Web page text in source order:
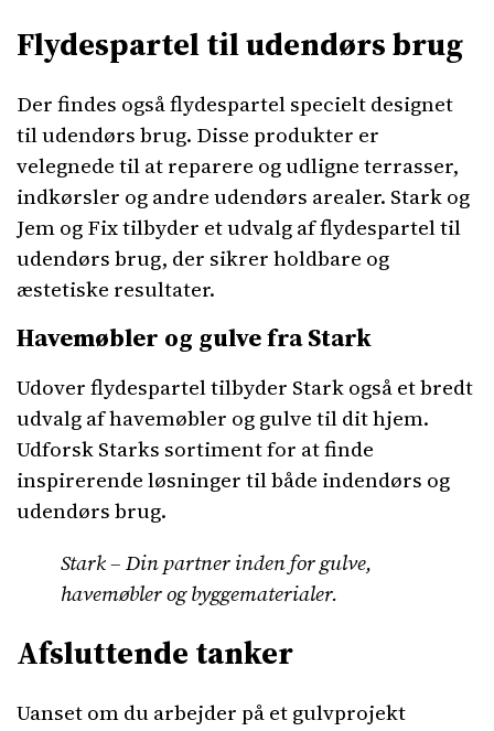
Flydespartel til udendørs brug
Der findes også flydespartel specielt designet
til udendørs brug. Disse produkter er
velegnede til at reparere og udligne terrasser,
indkørsler og andre udendørs arealer. Stark og
Jem og Fix tilbyder et udvalg af flydespartel til
udendørs brug, der sikrer holdbare og
æstetiske resultater.
Havemøbler og gulve fra Stark
Udover flydespartel tilbyder Stark også et bredt
udvalg af havemøbler og gulve til dit hjem.
Udforsk Starks sortiment for at finde
inspirerende løsninger til både indendørs og
udendørs brug.
Stark – Din partner inden for gulve,
havemøbler og byggematerialer.
Afsluttende tanker
Uanset om du arbejder på et gulvprojekt